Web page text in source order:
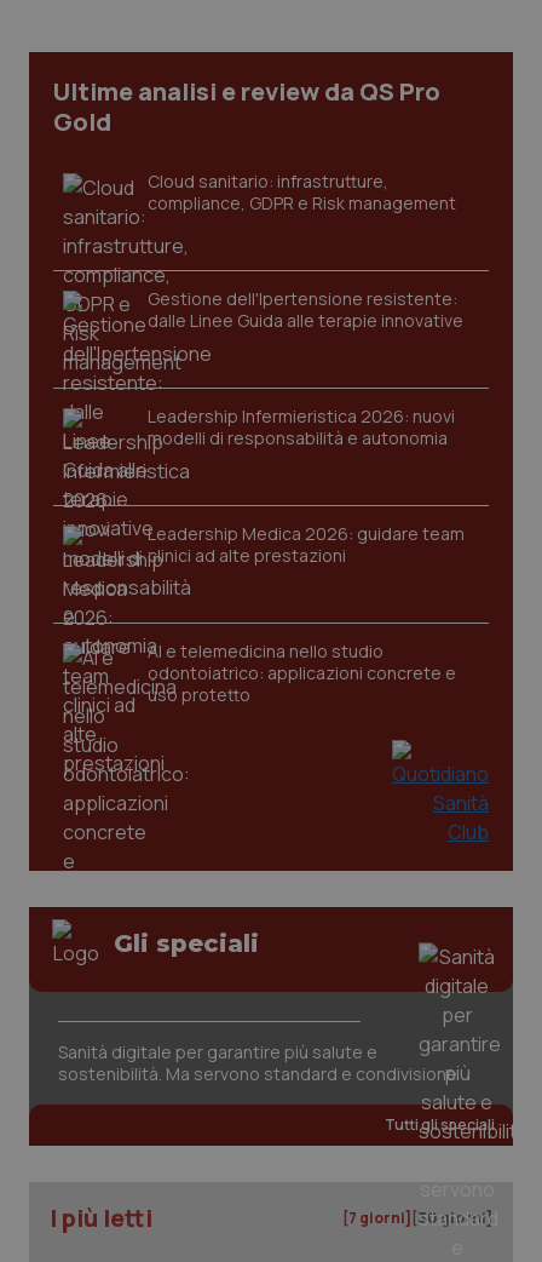
Ultime analisi e review da QS Pro
Gold
Cloud sanitario: infrastrutture,
compliance, GDPR e Risk management
Gestione dell'Ipertensione resistente:
dalle Linee Guida alle terapie innovative
Leadership Infermieristica 2026: nuovi
modelli di responsabilità e autonomia
Leadership Medica 2026: guidare team
clinici ad alte prestazioni
AI e telemedicina nello studio
odontoiatrico: applicazioni concrete e
uso protetto
Gli speciali
Sanità digitale per garantire più salute e
sostenibilità. Ma servono standard e condivisione
Tutti gli speciali
I più letti [7 giorni] [30 giorni]
I cookie necessari contribuiscono a rendere fruibile il
navigazione sulle pagine e l'accesso alle aree
protette del sito. Il sito web non è in grado di
funzionare correttamente senza questi cookie.
VISITOR_PRIVACY_METADATA
YouTube
CookieScriptConsent
session-id
www.quotidianosanita.it